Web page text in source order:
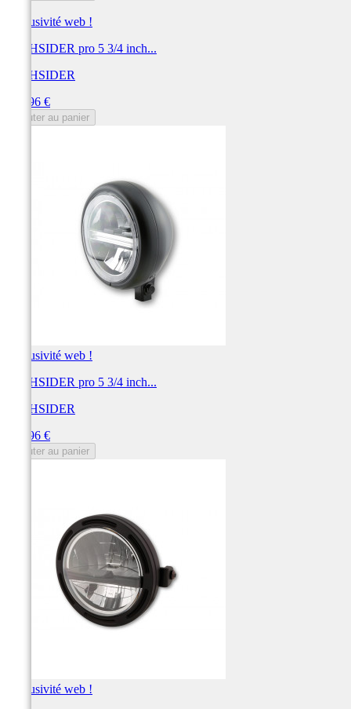
Exclusivité web !
HIGHSIDER pro 5 3/4 inch...
HIGHSIDER
299,96 €
Ajouter au panier
Exclusivité web !
HIGHSIDER pro 5 3/4 inch...
HIGHSIDER
299,96 €
Ajouter au panier
Exclusivité web !